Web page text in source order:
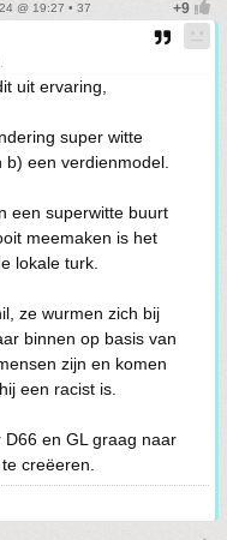
@ 19:27 • 37
uit ervaring,
super witte
een verdienmodel.
een superwitte buurt
meemaken is het
lokale turk.
ze wurmen zich bij
binnen op basis van
zijn en komen
een racist is.
en GL graag naar
creëeren.